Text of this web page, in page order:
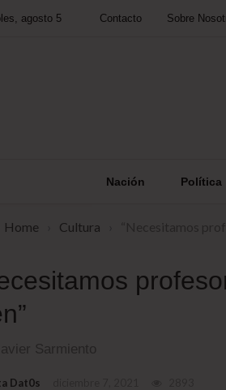
agosto 5 Contacto Sobre
Nación Política
Home Cultura
Sarmiento
Dat0s